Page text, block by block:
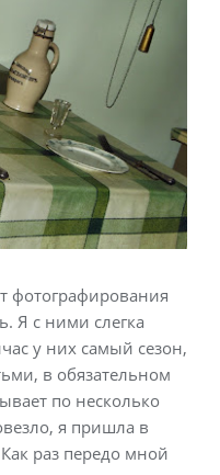
фотографирования
Я с ними слегка
у них самый сезон,
в обязательном
по несколько
я пришла в
раз передо мной